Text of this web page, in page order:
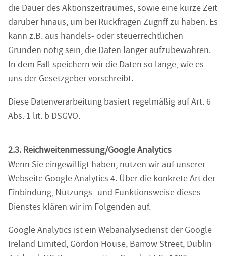
die Dauer des Aktionszeitraumes, sowie eine kurze Zeit
darüber hinaus, um bei Rückfragen Zugriff zu haben. Es
kann z.B. aus handels- oder steuerrechtlichen
Gründen nötig sein, die Daten länger aufzubewahren.
In dem Fall speichern wir die Daten so lange, wie es
uns der Gesetzgeber vorschreibt.
Diese Datenverarbeitung basiert regelmäßig auf Art. 6
Abs. 1 lit. b DSGVO.
2.3. Reichweitenmessung/Google Analytics
Wenn Sie eingewilligt haben, nutzen wir auf unserer
Webseite Google Analytics 4. Über die konkrete Art der
Einbindung, Nutzungs- und Funktionsweise dieses
Dienstes klären wir im Folgenden auf.
Google Analytics ist ein Webanalysedienst der Google
Ireland Limited, Gordon House, Barrow Street, Dublin